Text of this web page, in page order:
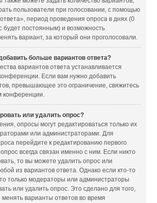
пользователи при голосовании, с помощью
период проведения опроса в днях (0
будет постоянным) и возможность
вариант, за который они проголосовали.
больше вариантов ответа?
вариантов ответа устанавливается
Если вам нужно добавить
превышающее это ограничение, свяжитесь
конференции.
или удалить опрос?
опросы могут редактироваться только их
или администраторами. Для
перейдите к редактированию первого
всегда связан именно с ним. Если никто
то вы можете удалить опрос или
из вариантов ответа. Однако если кто-то
только модераторы или администраторы
или удалить опрос. Это сделано для того,
варианты ответов во время